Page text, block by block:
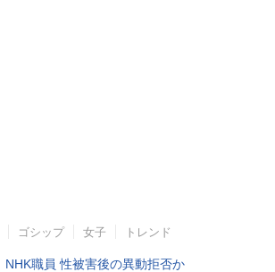
ゴシップ 女子 トレンド
NHK職員 性被害後の異動拒否か